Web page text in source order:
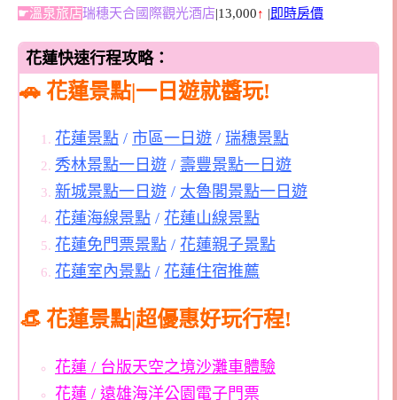
☛溫泉旅店瑞穗天合國際觀光酒店|13,000↑ |即時房價
花蓮快速行程攻略：
🚗 花蓮景點|一日遊就醬玩!
花蓮景點 / 市區一日遊 / 瑞穗景點
秀林景點一日遊 / 壽豐景點一日遊
新城景點一日遊 / 太魯閣景點一日遊
花蓮海線景點 / 花蓮山線景點
花蓮免門票景點 / 花蓮親子景點
花蓮室內景點 / 花蓮住宿推薦
👒 花蓮景點|超優惠好玩行程!
花蓮 / 台版天空之境沙灘車體驗
花蓮 / 遠雄海洋公園電子門票